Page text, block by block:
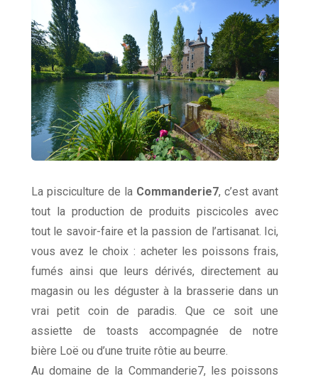
La pisciculture de la Commanderie7, c’est avant
tout la production de produits piscicoles avec
tout le savoir-faire et la passion de l’artisanat. Ici,
vous avez le choix : acheter les poissons frais,
fumés ainsi que leurs dérivés, directement au
magasin ou les déguster à la brasserie dans un
vrai petit coin de paradis. Que ce soit une
assiette de toasts accompagnée de notre
bière Loë ou d’une truite rôtie au beurre.
Au domaine de la Commanderie7, les poissons